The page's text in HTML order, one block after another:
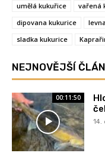
umělá kukuřice
vařená
dipovana kukurice
sladka kukurice
NEJNOVĚJŠÍ
00:11:50
14.